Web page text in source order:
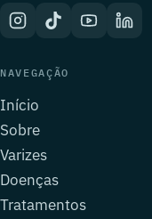
NAVEGAÇÃO
Início
Sobre
Varizes
Doenças
Tratamentos